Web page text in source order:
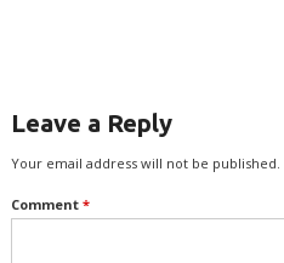
Leave a Reply
Your email address will not be published.
Comment *